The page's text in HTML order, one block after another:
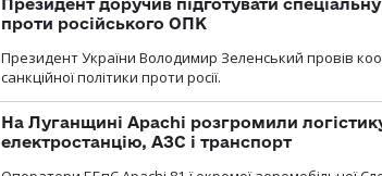
проти російського ОПК
Президент України Володимир Зеленський провів
санкційної політики проти росії.
На Луганщині Apachi розгромили
електростанцію, АЗС і транспорт